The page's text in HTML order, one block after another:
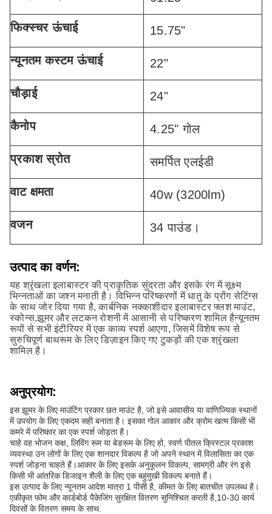
फिक्स्चर ऊंचाई 15.75"
न्यूनतम कस्टम ऊंचाई 22"
चौड़ाई 24"
कैनोप 4.25" गोल
प्रकाश स्रोत समर्पित एलईडी
वाट क्षमता 40w (3200lm)
वजन 34 पाउंड।
उत्पाद का वर्णन:
यह श्रृंखला इलाबास्टर की प्राकृतिक सुंदरता और इसके रंग में सूक्ष्म
भिन्नताओं का जश्न मनाती है। विभिन्न परिष्करणों में धातु के प्रोंग सेटिंग्स
के साथ जोर दिया गया है, कार्बनिक नक्काशीदार इलाबास्टर फ्लश माउंट,
स्कोन्स,झूमर और लटकन रोशनी में आसानी से परिष्करण शामिल हैन्यूनतम
रूपों से सभी इंटीरियर में एक काव्य स्पर्श आएगा, जिसमें विशेष रूप से
सुरुचिपूर्ण बाथरूम के लिए डिज़ाइन किए गए टुकड़ों की एक श्रृंखला
शामिल है।
अनुप्रयोग:
इस झूमर के लिए माउंटिंग प्रकार छत माउंट है, जो इसे आवासीय या वाणिज्यिक स्थानों
में उपयोग के लिए एकदम सही बनाता है। इसका गोल आकार और क्रोम खत्म किसी भी
कमरे में परिष्कार का एक स्पर्श जोड़ता है।
चाहे वह भोजन कक्ष, लिविंग रूम या बेडरूम के लिए हो, स्वर्ण पीतल क्रिस्टल प्रकाश
व्यवस्था उन लोगों के लिए एक शानदार विकल्प है जो अपने स्थान में विलासिता का एक
स्पर्श जोड़ना चाहते हैं।आकार के लिए इसके अनुकूलन विकल्प, सामग्री और रंग इसे
किसी भी आंतरिक डिजाइन शैली के लिए एक बहुमुखी विकल्प बनाते हैं।
इस उत्पाद के लिए न्यूनतम आदेश मात्रा 1 पीसी है, कीमत के लिए बातचीत उपलब्ध है।
एकीकृत फोम और कार्डबोर्ड पैकेजिंग सुरक्षित वितरण सुनिश्चित करती है,10-30 कार्य
दिवसों के वितरण समय के साथ.